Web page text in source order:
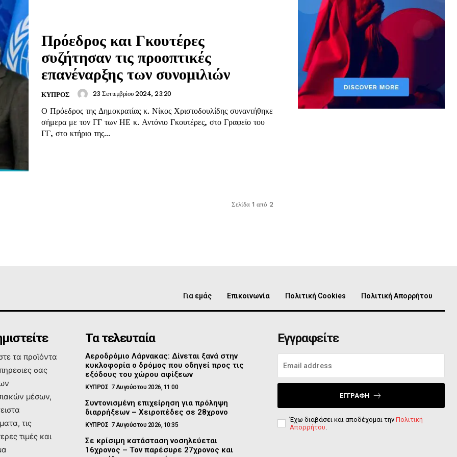
Πρόεδρος και Γκουτέρες
συζήτησαν τις προοπτικές
επανέναρξης των συνομιλιών
ΚΥΠΡΟΣ 23 Σεπτεμβρίου 2024, 23:20
Ο Πρόεδρος της Δημοκρατίας κ. Νίκος Χριστοδουλίδης συναντήθηκε
σήμερα με τον ΓΓ των ΗΕ κ. Αντόνιο Γκουτέρες, στο Γραφείο του
ΓΓ, στο κτήριο της...
Σελίδα 1 από 2
Για εμάς Επικοινωνία Πολιτική Cookies Πολιτική Απορρήτου
τα προϊόντα
σας
μέσων,
τις
τιμές και
Τα τελευταία
Αεροδρόμιο Λάρνακας: Δίνεται ξανά στην
κυκλοφορία ο δρόμος που οδηγεί προς τις
εξόδους του χώρου αφίξεων
ΚΥΠΡΟΣ 7 Αυγούστου 2026, 11:00
Συντονισμένη επιχείρηση για πρόληψη
διαρρήξεων – Χειροπέδες σε 28χρονο
ΚΥΠΡΟΣ 7 Αυγούστου 2026, 10:35
Σε κρίσιμη κατάσταση νοσηλεύεται
16χρονος – Τον παρέσυρε 27χρονος και
Εγγραφείτε
ΕΓΓΡΑΦΉ
Έχω διαβάσει και αποδέχομαι την Πολιτική
Απορρήτου